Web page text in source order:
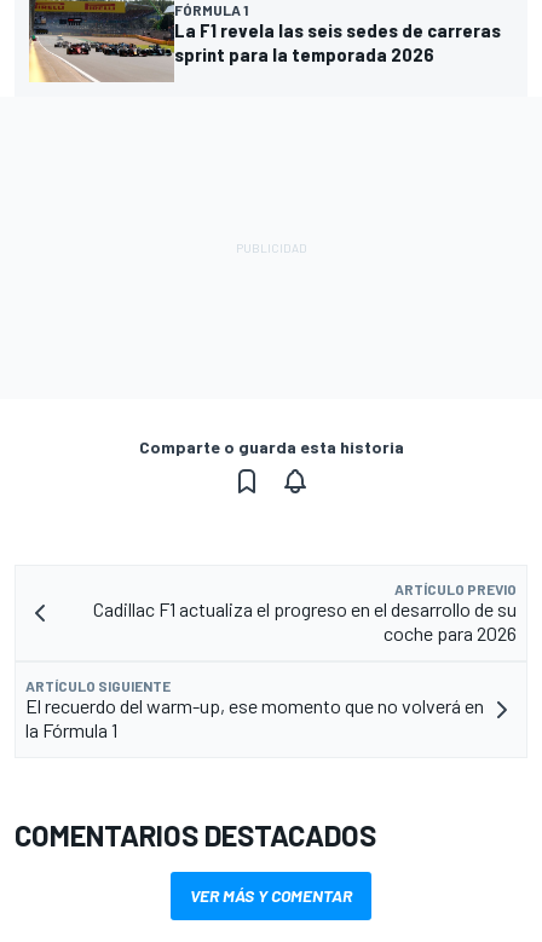
FÓRMULA 1
La F1 revela las seis sedes de carreras
sprint para la temporada 2026
Comparte o guarda esta historia
ARTÍCULO PREVIO
Cadillac F1 actualiza el progreso en el desarrollo de su
coche para 2026
ARTÍCULO SIGUIENTE
El recuerdo del warm-up, ese momento que no volverá en
la Fórmula 1
COMENTARIOS DESTACADOS
VER MÁS Y COMENTAR